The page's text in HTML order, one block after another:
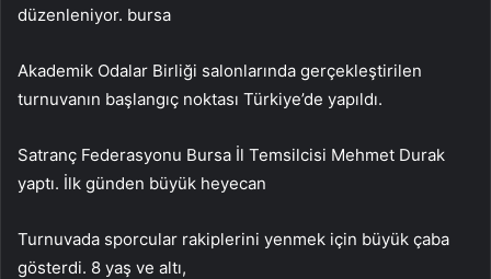
düzenleniyor. bursa
Akademik Odalar Birliği salonlarında gerçekleştirilen
turnuvanın başlangıç ​​noktası Türkiye’de yapıldı.
Satranç Federasyonu Bursa İl Temsilcisi Mehmet Durak
yaptı. İlk günden büyük heyecan
Turnuvada sporcular rakiplerini yenmek için büyük çaba
gösterdi. 8 yaş ve altı,